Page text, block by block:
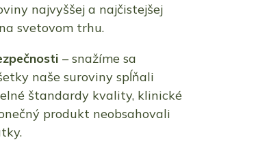
najvyššej a najčistejšej
svetovom trhu.
– snažíme sa
naše suroviny spĺňali
štandardy kvality, klinické
produkt neobsahovali